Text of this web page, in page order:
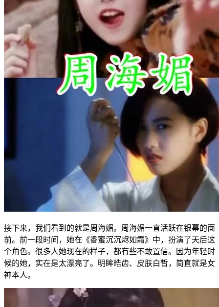
接下来，我们看到的就是周海媚。周海媚一直活跃在银幕的面
前。前一段时间，她在《香蜜沉沉烬如霜》中，扮演了天后这
个角色。很多人她现在的样子，都有些不敢置信。因为年轻时
候的她，实在是太漂亮了。明眸皓齿、皮肤白皙，简直就是女
神本人。